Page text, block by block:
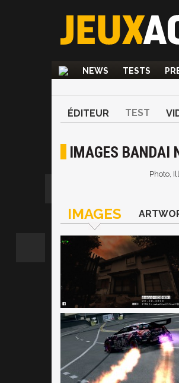
NEWS TESTS
ÉDITEUR TEST
IMAGES BANDAI
Photo,
IMAGES